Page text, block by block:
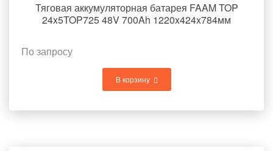
Тяговая аккумуляторная батарея FAAM TOP
24x5TOP725 48V 700Ah 1220x424x784мм
По запросу
В корзину